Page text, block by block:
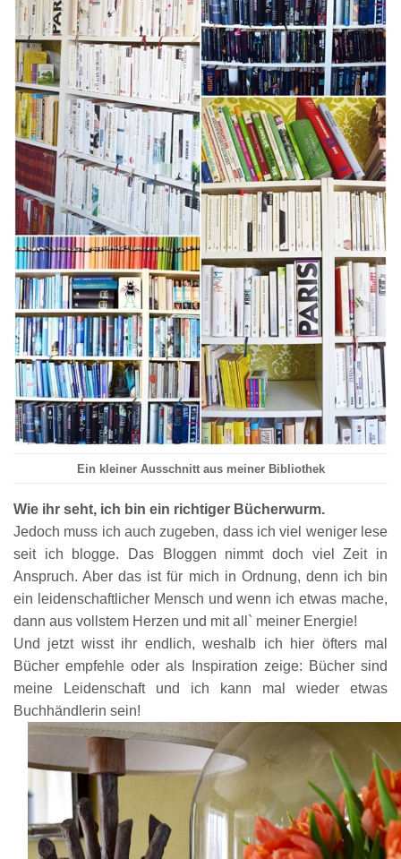
Ein kleiner Ausschnitt aus meiner Bibliothek
Wie ihr seht, ich bin ein richtiger Bücherwurm.
Jedoch muss ich auch zugeben, dassich viel weniger lese
seit ich blogge. Das B loggen nimmtdoch viel Zeit in
Anspruch.Aber das ist für mich in Ordnung, denn ich bin
ein leidenschaftlicher Mensch und wenn ich etwas mache,
dann aus vollstem Herzen und mit all` meiner Energie!
Und jetzt wisst ihr endlich, weshalb ich hier öfters mal
Bücher empfehle oder als Inspiration zeige: Bücher sind
meine Leidenschaft und ich kann mal wieder etwas
Buchhändlerin sein!